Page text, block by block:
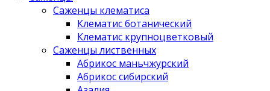
Саженцы клематиса
Клематис ботанический
Клематис крупноцветковый
Саженцы лиственных
Абрикос маньчжурский
Абрикос сибирский